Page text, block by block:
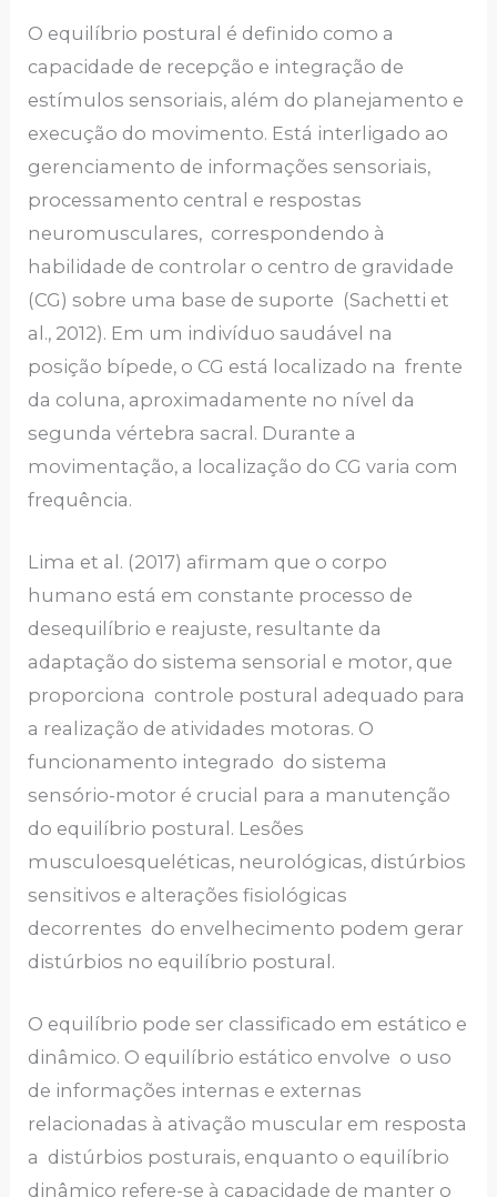
O equilíbrio postural é definido como a
capacidade de recepção e integração de
estímulos sensoriais, além do planejamento e
execução do movimento. Está interligado ao
gerenciamento de informações sensoriais,
processamento central e respostas
neuromusculares, correspondendo à
habilidade de controlar o centro de gravidade
(CG) sobre uma base de suporte (Sachetti et
al., 2012). Em um indivíduo saudável na
posição bípede, o CG está localizado na frente
da coluna, aproximadamente no nível da
segunda vértebra sacral. Durante a
movimentação, a localização do CG varia com
frequência.
Lima et al. (2017) afirmam que o corpo
humano está em constante processo de
desequilíbrio e reajuste, resultante da
adaptação do sistema sensorial e motor, que
proporciona controle postural adequado para
a realização de atividades motoras. O
funcionamento integrado do sistema
sensório-motor é crucial para a manutenção
do equilíbrio postural. Lesões
musculoesqueléticas, neurológicas, distúrbios
sensitivos e alterações fisiológicas
decorrentes do envelhecimento podem gerar
distúrbios no equilíbrio postural.
O equilíbrio pode ser classificado em estático e
dinâmico. O equilíbrio estático envolve o uso
de informações internas e externas
relacionadas à ativação muscular em resposta
a distúrbios posturais, enquanto o equilíbrio
dinâmico refere-se à capacidade de manter o